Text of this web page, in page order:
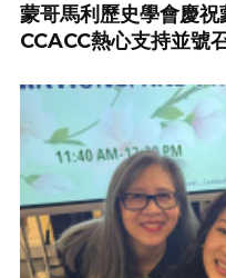
蒙哥馬利歷史學會慶
CCACC熱心支持並號